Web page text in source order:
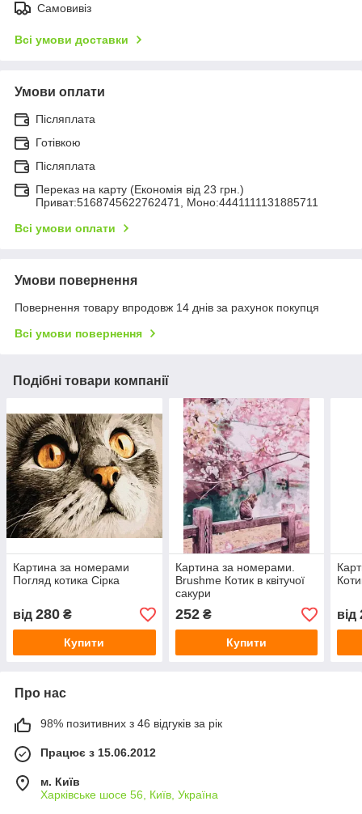
Самовивіз
Всі умови доставки
Умови оплати
Післяплата
Готівкою
Післяплата
Переказ на карту (Економія від 23 грн.)
Приват:5168745622762471, Моно:4441111131885711
Всі умови оплати
Умови повернення
Повернення товару впродовж 14 днів за рахунок покупця
Всі умови повернення
Подібні товари компанії
Картина за номерами
Погляд котика Сірка
від 280 ₴
Купити
Картина за номерами.
Brushme Котик в квітучої
сакури
252₴
Купити
від
Про нас
98% позитивних з 46 відгуків за рік
Працює з 15.06.2012
м. Київ
Харківське шосе 56, Київ, Україна